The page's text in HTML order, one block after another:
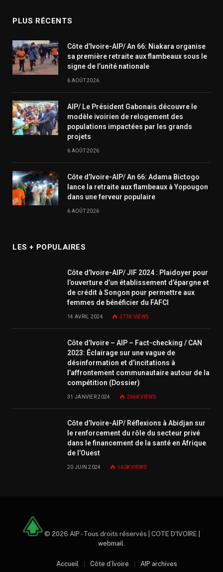
PLUS RÉCENTS
Côte d’Ivoire-AIP/ An 66: Niakara organise
sa première retraite aux flambeaux sous le
signe de l’unité nationale
6 AOÛT 2026
AIP/ Le Président Gabonais découvre le
modèle ivoirien de relogement des
populations impactées par les grands
projets
6 AOÛT 2026
Côte d’Ivoire-AIP/ An 66: Adama Bictogo
lance la retraite aux flambeaux à Yopougon
dans une ferveur populaire
6 AOÛT 2026
LES + POPULAIRES
Côte d’Ivoire-AIP/ JIF 2024 : Plaidoyer pour
l’ouverture d’un établissement d’épargne et
de crédit à Songon pour permettre aux
femmes de bénéficier du FAFCI
14 AVRIL 2024 273KVIEWS
Côte d’Ivoire – AIP – Fact-checking / CAN
2023: Éclairage sur une vague de
désinformation et d’incitations à
l’affrontement communautaire autour de la
compétition (Dossier)
31 JANVIER 2024 266KVIEWS
Côte d’Ivoire-AIP/ Réflexions à Abidjan sur
le renforcement du rôle du secteur privé
dans le financement de la santé en Afrique
de l’Ouest
20 JUIN 2024 160KVIEWS
© 2026 AIP - Tous droits réservés | COTE D'IVOIRE |
webmail.
Accueil Côte d’Ivoire AIP archives